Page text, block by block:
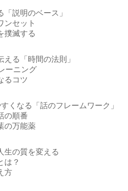
説明のベース」
ンセット
撲滅する
る「時間の法則」
ーニング
るコツ
くなる「話のフレームワーク」
の順番
の万能薬
生の質を変える
は？
方